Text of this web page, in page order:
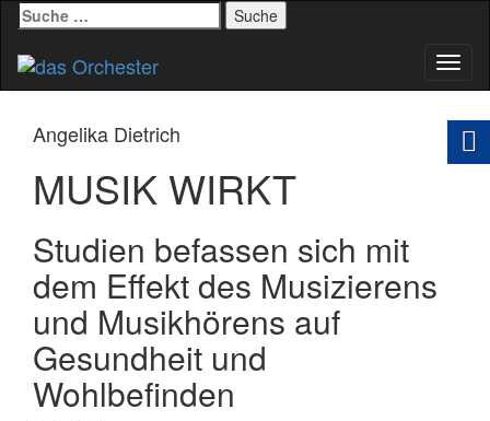
Suche
nach:
Angelika Dietrich
MUSIK WIRKT
Studien befassen sich mit
dem Effekt des Musizierens
und Musikhörens auf
Gesundheit und
Wohlbefinden